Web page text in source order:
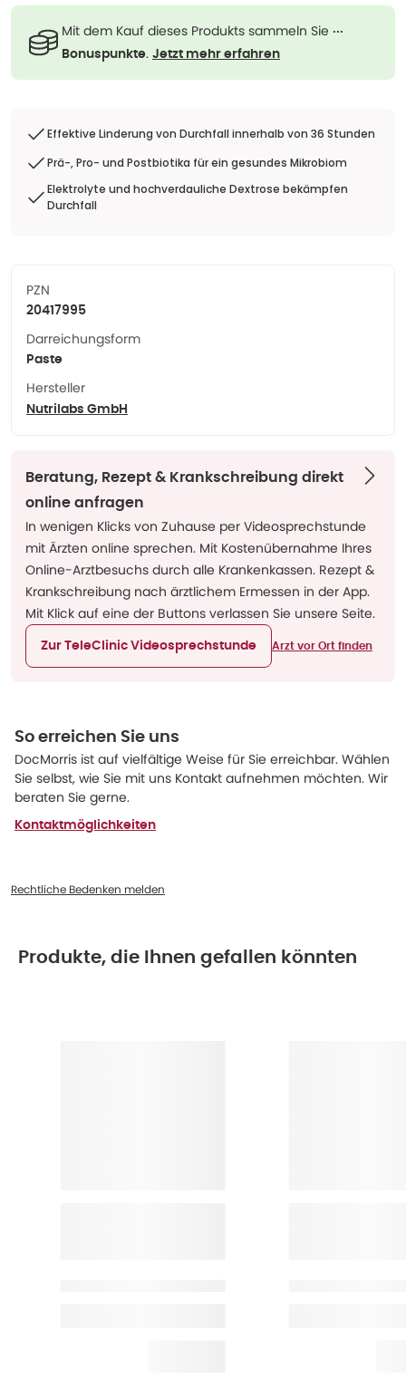
Mit dem Kauf dieses Produkts sammeln Sie ···
Bonuspunkte. Jetzt mehr erfahren
Effektive Linderung von Durchfall innerhalb von 36 Stunden
Prä-, Pro- und Postbiotika für ein gesundes Mikrobiom
Elektrolyte und hochverdauliche Dextrose bekämpfen
Durchfall
PZN
20417995
Darreichungsform
Paste
Hersteller
Nutrilabs GmbH
Beratung, Rezept & Krankschreibung direkt
online anfragen
In wenigen Klicks von Zuhause per Videosprechstunde
mit Ärzten online sprechen. Mit Kostenübernahme Ihres
Online-Arztbesuchs durch alle Krankenkassen. Rezept &
Krankschreibung nach ärztlichem Ermessen in der App.
Mit Klick auf eine der Buttons verlassen Sie unsere Seite.
Zur TeleClinic Videosprechstunde Arzt vor Ort finden
So erreichen Sie uns
DocMorris ist auf vielfältige Weise für Sie erreichbar. Wählen
Sie selbst, wie Sie mit uns Kontakt aufnehmen möchten. Wir
beraten Sie gerne.
Kontaktmöglichkeiten
Rechtliche Bedenken melden
Produkte, die Ihnen gefallen könnten